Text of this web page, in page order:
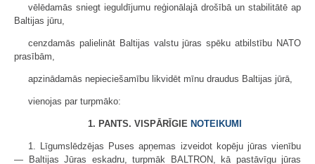
vēlēdamās sniegt ieguldījumu reģionālajā drošībā un stabilitātē ap
Baltijas jūru,
cenzdamās palielināt Baltijas valstu jūras spēku atbilstību NATO
prasībām,
apzinādamās nepieciešamību likvidēt mīnu draudus Baltijas jūrā,
vienojas par turpmāko:
1. PANTS. VISPĀRĪGIE NOTEIKUMI
1. Līgumslēdzējas Puses apņemas izveidot kopēju jūras vienību
— Baltijas Jūras eskadru, turpmāk BALTRON, kā pastāvīgu jūras